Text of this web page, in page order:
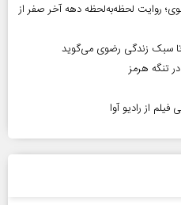
روایت لحظه‌به‌لحظه دهه آخر صفر از
تا سبک زندگی رضوی می‌گوید
تنگه هرمز
از رادیو آوا